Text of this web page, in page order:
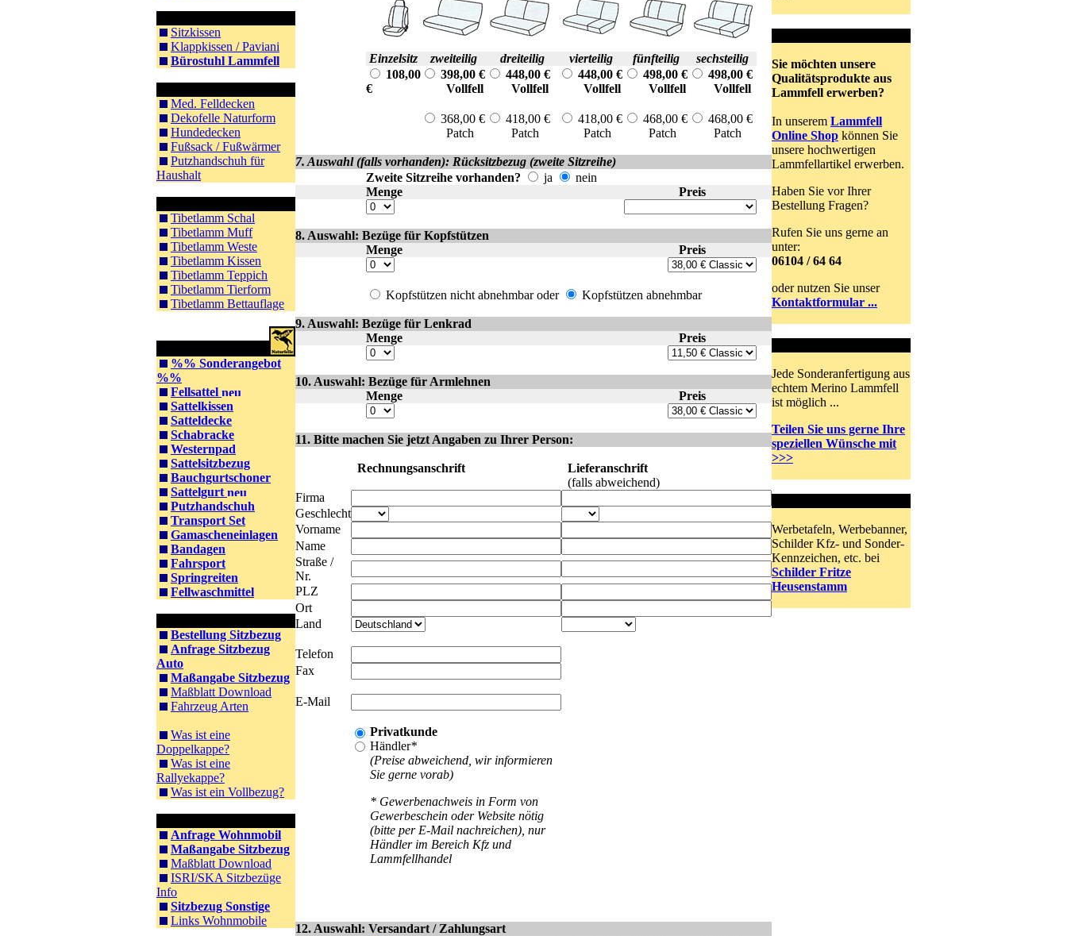
Sitzkissen
Klappkissen / Paviani
Bürostuhl Lammfell
Med. Felldecken
Dekofelle Naturform
Hundedecken
Fußsack / Fußwärmer
Putzhandschuh für
Haushalt
Tibetlamm Schal
Tibetlamm Muff
Tibetlamm Weste
Tibetlamm Kissen
Tibetlamm Teppich
Tibetlamm Tierform
Tibetlamm Bettauflage
%% Sonderangebot
%%
Fellsattel
Sattelkissen
Satteldecke
Schabracke
Westernpad
Sattelsitzbezug
Bauchgurtschoner
Sattelgurt
Putzhandschuh
Transport Set
Gamascheneinlagen
Bandagen
Fahrsport
Springreiten
Fellwaschmittel
Bestellung Sitzbezug
Anfrage Sitzbezug
Auto
Maßangabe Sitzbezug
Maßblatt Download
Fahrzeug Arten
Was ist eine
Doppelkappe?
Was ist eine
Rallyekappe?
Was ist ein Vollbezug?
Anfrage Wohnmobil
Maßangabe Sitzbezug
Maßblatt Download
ISRI/SKA Sitzbezüge
Info
Sitzbezug Sonstige
Links Wohnmobile
Einzelsitz zweiteilig dreiteilig vierteilig fünfteilig
sechsteilig
108,00
€
398,00 €
Vollfell
368,00 €
Patch
448,00 €
Vollfell
418,00 €
Patch
448,00 €
Vollfell
418,00 €
Patch
498,00 €
Vollfell
468,00 €
Patch
498,00 €
Vollfell
468,00 €
Patch
7. Auswahl (falls vorhanden): Rücksitzbezug (zweite Sitzreihe)
Zweite Sitzreihe vorhanden?
ja
nein
Menge
Preis
8. Auswahl: Bezüge für Kopfstützen
Menge
Preis
Kopfstützen nicht abnehmbar oder Kopfstützen abnehmbar
9. Auswahl: Bezüge für Lenkrad
Menge
Preis
10. Auswahl: Bezüge für Armlehnen
Menge
Preis
11. Bitte machen Sie jetzt Angaben zu Ihrer Person:
Rechnungsanschrift
Lieferanschrift
(falls abweichend)
Firma
Geschlecht
Vorname
Name
Straße /
Nr.
PLZ
Ort
Land
Telefon
Fax
E-Mail
Privatkunde
Händler*
(Preise abweichend, wir informieren
Sie gerne vorab)
* Gewerbenachweis in Form von
Gewerbeschein oder Website nötig
(bitte per E-Mail nachreichen), nur
Händler im Bereich Kfz und
Lammfellhandel
12. Auswahl: Versandart / Zahlungsart
Sie möchten unsere
Qualitätsprodukte aus
Lammfell erwerben?
In unserem Lammfell
Online Shop können Sie
unsere hochwertigen
Lammfellartikel erwerben.
Haben Sie vor Ihrer
Bestellung Fragen?
Rufen Sie uns gerne an
unter:
06104 / 64 64
oder nutzen Sie unser
Kontaktformular ...
Jede Sonderanfertigung aus
echtem Merino Lammfell
ist möglich ...
Teilen Sie uns gerne Ihre
speziellen Wünsche mit
>>>
Werbetafeln, Werbebanner,
Schilder Kfz- und Sonder-
Kennzeichen, etc. bei
Schilder Fritze
Heusenstamm